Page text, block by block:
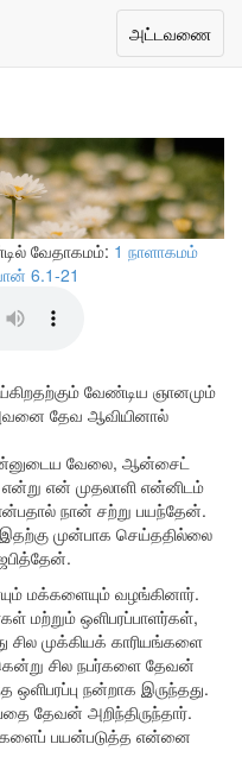
Toggle
navigation
அட்டவணை
வேதாகமம்: 1 நாளாகமம்
6.1-21
வேண்டிய ஞானமும்
அவனை தேவ ஆவியினால்
வேலை, ஆன்சைட்
என் முதலாளி என்னிடம்
நான் சற்று பயந்தேன்.
முன்பாக செய்ததில்லை
மக்களையும் வழங்கினார்.
மற்றும் ஒளிபரப்பாளர்கள்,
சில முக்கியக் காரியங்களை
சில நபர்களை தேவன்
நன்றாக இருந்தது.
தேவன் அறிந்திருந்தார்.
பயன்படுத்த என்னை